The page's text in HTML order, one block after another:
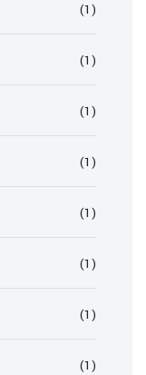
(1)
(1)
(1)
(1)
(1)
(1)
(1)
(1)